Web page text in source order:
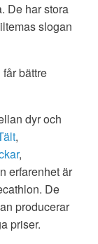
De har stora
slogan
bättre
dyr och
,
,
erfarenhet är
De
producerar
priser.